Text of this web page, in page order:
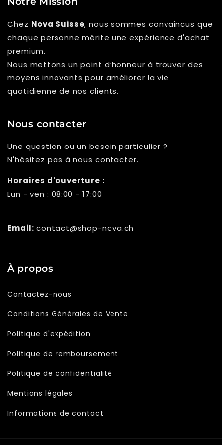
Chez Nova Suisse, nous sommes convaincus que
chaque personne mérite une expérience d'achat
premium.
Nous mettons un point d’honneur à trouver des
moyens innovants pour améliorer la vie
quotidienne de nos clients.
Nous contacter
Une question ou un besoin particulier ?
N'hésitez pas à nous contacter.
Horaires d'ouverture :
Lun - ven : 08:00 - 17:00
Email: contact@shop-nova.ch
À propos
Contactez-nous
Conditions Générales de Vente
Politique d'expédition
Politique de remboursement
Politique de confidentialité
Mentions légales
Informations de contact